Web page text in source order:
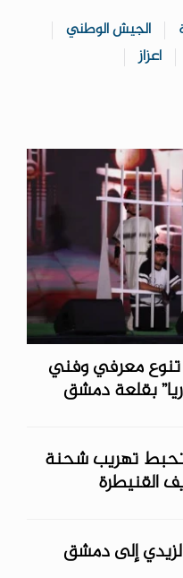
الجيش الوطني
اعزاز
تنوع معرفي وفني
‏بقلعة دمشق
تحبط تهريب شحنة
‏القنيطرة
إلى دمشق